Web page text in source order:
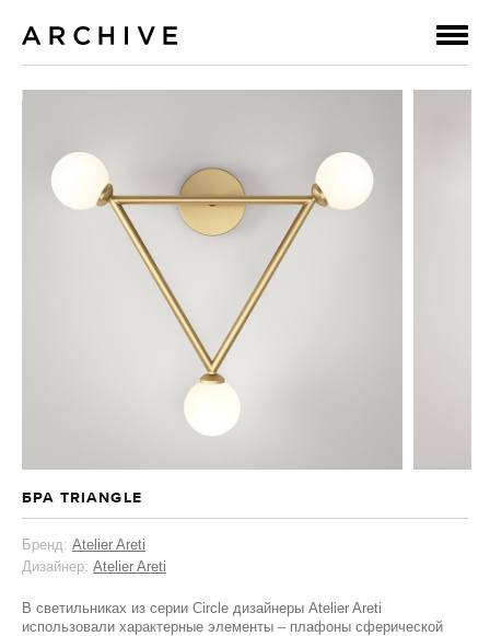
БРА TRIANGLE
Бренд: Atelier Areti
Дизайнер: Atelier Areti
В светильниках из серии Circle дизайнеры Atelier Areti
использовали характерные элементы – плафоны сферической